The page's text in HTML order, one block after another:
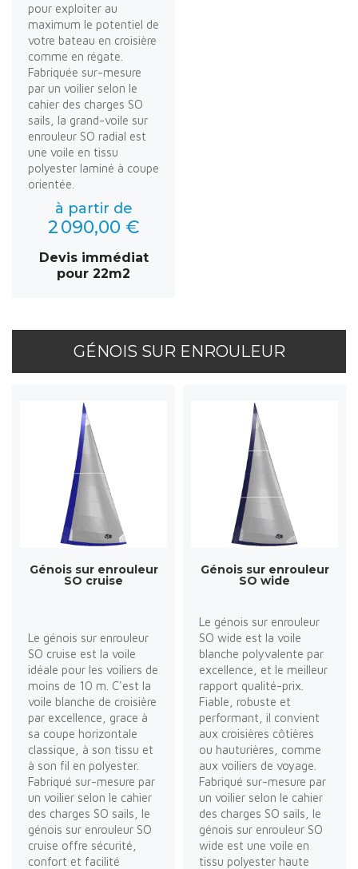
pour exploiter au
maximum le potentiel de
votre bateau en croisière
comme en régate.
Fabriquée sur-mesure
par un voilier selon le
cahier des charges SO
sails, la grand-voile sur
enrouleur SO radial est
une voile en tissu
polyester laminé à coupe
orientée.
à partir de
2 090,00 €
Devis immédiat
pour 22m2
GÉNOIS SUR ENROULEUR
Génois sur enrouleur
SO cruise
Le génois sur enrouleur
SO cruise est la voile
idéale pour les voiliers de
moins de 10 m. C'est la
voile blanche de croisière
par excellence, grace à
sa coupe horizontale
classique, à son tissu et
à son fil en polyester.
Fabriqué sur-mesure par
un voilier selon le cahier
des charges SO sails, le
génois sur enrouleur SO
cruise offre sécurité,
confort et facilité
Génois sur enrouleur
SO wide
Le génois sur enrouleur
SO wide est la voile
blanche polyvalente par
excellence, et le meilleur
rapport qualité-prix.
Fiable, robuste et
performant, il convient
aux croisières côtières
ou hauturières, comme
aux voiliers de voyage.
Fabriqué sur-mesure par
un voilier selon le cahier
des charges SO sails, le
génois sur enrouleur SO
wide est une voile en
tissu polyester haute